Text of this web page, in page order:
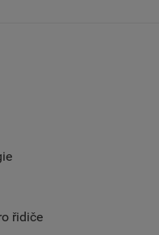
řidiče